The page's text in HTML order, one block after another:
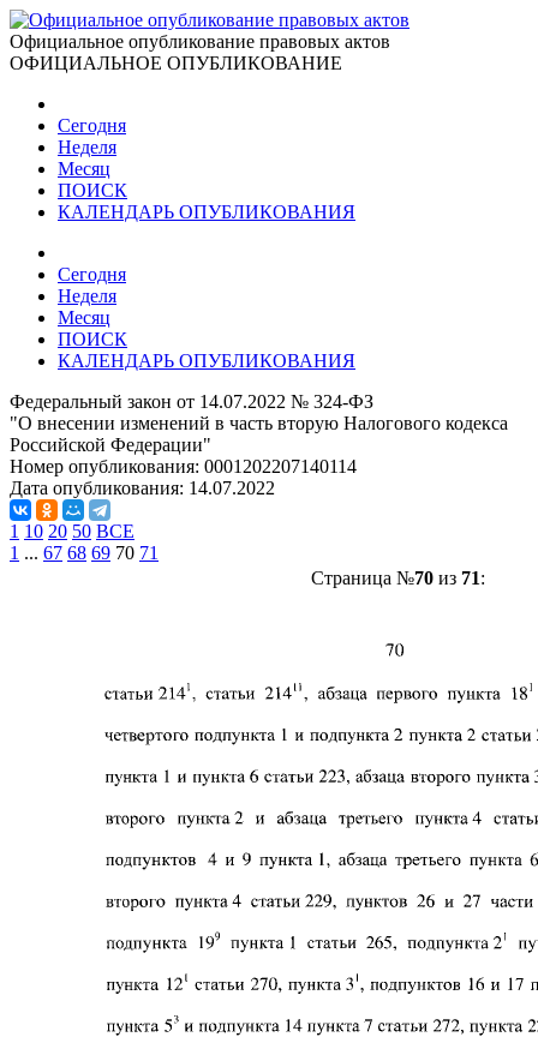
Официальное опубликование правовых актов
ОФИЦИАЛЬНОЕ ОПУБЛИКОВАНИЕ
Сегодня
Неделя
Месяц
ПОИСК
КАЛЕНДАРЬ ОПУБЛИКОВАНИЯ
Сегодня
Неделя
Месяц
ПОИСК
КАЛЕНДАРЬ ОПУБЛИКОВАНИЯ
Федеральный закон от 14.07.2022 № 324-ФЗ
"О внесении изменений в часть вторую Налогового кодекса
Российской Федерации"
Номер опубликования: 0001202207140114
Дата опубликования: 14.07.2022
1 10 20 50 ВСЕ
1 ... 67 68 69 70 71
Страница №70из 71: